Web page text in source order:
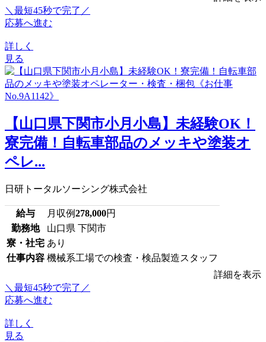
＼最短45秒で完了／
応募へ進む
詳しく
見る
【山口県下関市小月小島】未経験OK！
寮完備！自転車部品のメッキや塗装オ
ペレ...
日研トータルソーシング株式会社
給与 月収例278,000円
勤務地
山口県 下関市
寮・社宅 あり
仕事内容 機械系工場での検査・検品製造スタッフ
詳細を表示
＼最短45秒で完了／
応募へ進む
詳しく
見る